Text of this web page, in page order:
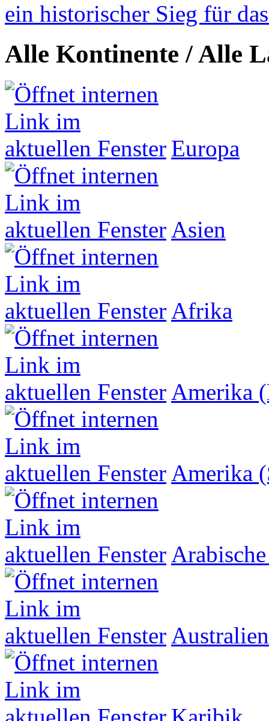
ein historischer Sieg für
Alle Kontinente / Alle
Europa
Asien
Afrika
Amerika
Amerika
Australien